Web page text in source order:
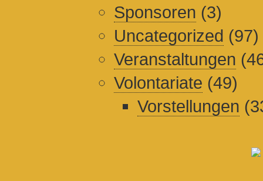
Sponsoren (3)
Uncategorized (97)
Veranstaltungen
Volontariate (49)
Vorstellungen